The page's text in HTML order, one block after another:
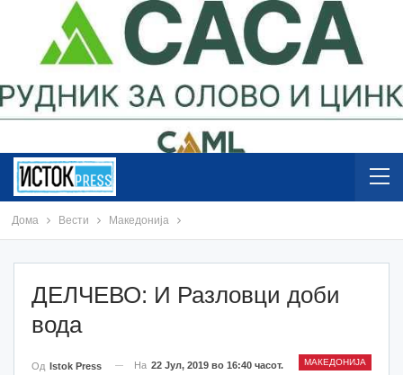
Дома Вести Македонија
ДЕЛЧЕВО: И Разловци доби
вода
МАКЕДОНИЈА
Од Istok Press На 22 Јул, 2019 во 16:40 часот.